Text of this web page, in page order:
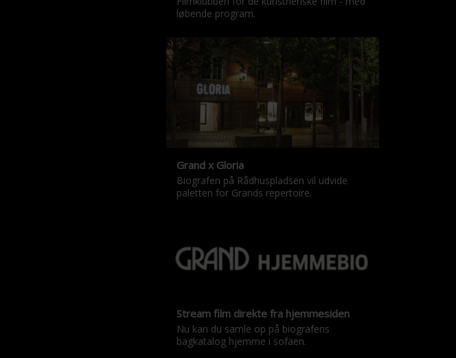
løbende program.
Grand x Gloria
Biografen på Rådhuspladsen vil udvide
paletten for Grands repertoire.
Stream film direkte fra hjemmesiden
Nu kan du samle op på biografens
bagkatalog hjemme i sofaen.